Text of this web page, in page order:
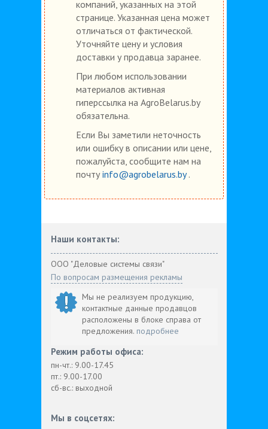
компаний, указанных на этой
странице. Указанная цена может
отличаться от фактической.
Уточняйте цену и условия
доставки у продавца заранее.
При любом использовании
материалов активная
гиперссылка на AgroBelarus.by
обязательна.
Если Вы заметили неточность
или ошибку в описании или цене,
пожалуйста, сообщите нам на
почту info@agrobelarus.by.
Наши контакты:
ООО "Деловые системы связи"
По вопросам размещения рекламы
Мы не реализуем продукцию,
контактные данные продавцов
расположены в блоке справа от
предложения. подробнее
Режим работы офиса:
пн-чт.: 9.00-17.45
пт.: 9.00-17.00
сб-вс.: выходной
Мы в соцсетях: